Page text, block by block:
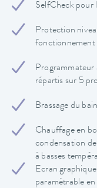
SelfCheck pour
Protection
fonctionnement
Programmateur
répartis sur 5
Brassage du
Chauffage en
condensation
à basses
Ecran
paramètrable